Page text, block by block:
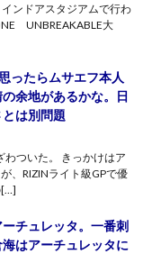
ンドアスタジアムで行わ
UNBREAKABLE大
ったらムサエフ本人
余地があるかな。日
は別問題
わついた。 きっかけはア
、RIZINライト級GPで優
[…]
チュレッタ。一番刺
はアーチュレッタに